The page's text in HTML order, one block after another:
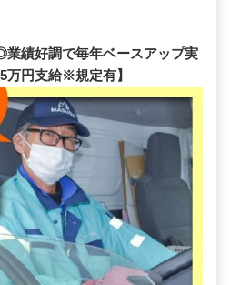
績好調で毎年ベースアップ実
万円支給※規定有】